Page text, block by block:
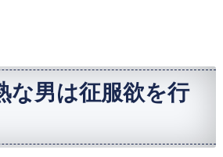
な男は征服欲を行